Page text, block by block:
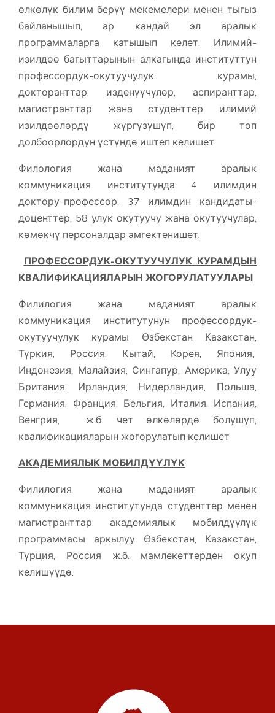
өлкөлүк билим берүү мекемелери менен тыгыз
байланышып, ар кандай эл аралык
программаларга катышып келет. Илимий-
изилдөө багыттарынын алкагында институттун
профессордук-окутуучулук курамы,
докторанттар, изденүүчүлөр, аспиранттар,
магистранттар жана студенттер илимий
изилдөөлөрдү жүргүзүшүп, бир топ
долбоорлордун үстүндө иштеп келишет.
Филология жана маданият аралык
коммуникация институтунда 4 илимдин
доктору-профессор, 37 илимдин кандидаты-
доценттер, 58 улук окутуучу жана окутуучулар,
көмөкчү персоналдар эмгектенишет.
ПРОФЕССОРДУК-ОКУТУУЧУЛУК КУРАМДЫН
КВАЛИФИКАЦИЯЛАРЫН ЖОГОРУЛАТУУЛАРЫ
Филилогия жана маданият аралык
коммуникация институтунун профессордук-
окутуучулук курамы Өзбекстан Казакстан,
Түркия, Россия, Кытай, Корея, Япония,
Индонезия, Малайзия, Сингапур, Америка, Улуу
Британия, Ирландия, Нидерландия, Польша,
Германия, Франция, Бельгия, Италия, Испания,
Венгрия, ж.б. чет өлкөлөрдө болушуп,
квалификацияларын жогорулатып келишет
АКАДЕМИЯЛЫК МОБИЛДҮҮЛҮК
Филилогия жана маданият аралык
коммуникация институтунда студенттер менен
магистранттар академиялык мобилдүүлүк
программасы аркылуу Өзбекстан, Казакстан,
Түрция, Россия ж.б. мамлекеттерден окуп
келишүүдө.